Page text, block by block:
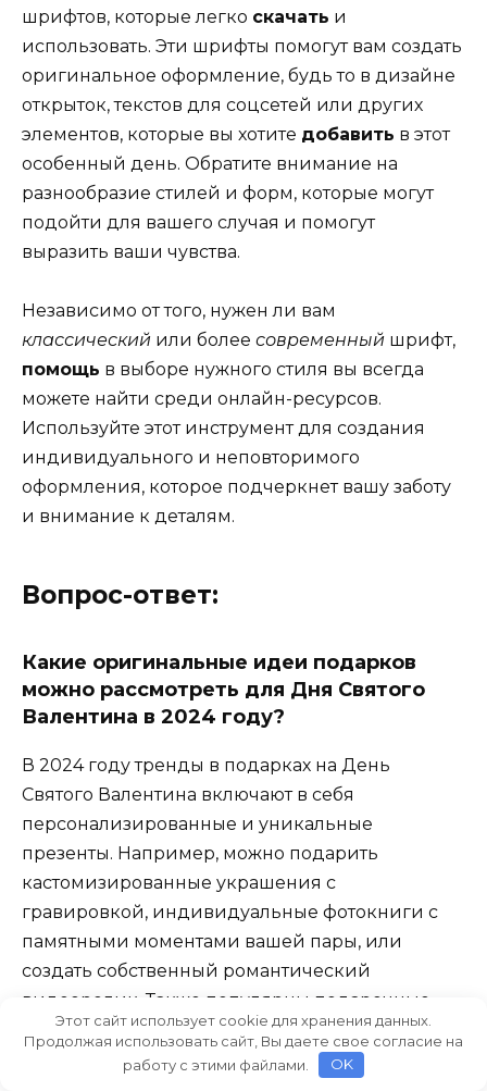
шрифтов, которые легко скачать и
использовать. Эти шрифты помогут вам создать
оригинальное оформление, будь то в дизайне
открыток, текстов для соцсетей или других
элементов, которые вы хотите добавить в этот
особенный день. Обратите внимание на
разнообразие стилей и форм, которые могут
подойти для вашего случая и помогут
выразить ваши чувства.
Независимо от того, нужен ли вам
классический или более современный шрифт,
помощь в выборе нужного стиля вы всегда
можете найти среди онлайн-ресурсов.
Используйте этот инструмент для создания
индивидуального и неповторимого
оформления, которое подчеркнет вашу заботу
и внимание к деталям.
Вопрос-ответ:
Какие оригинальные идеи подарков
можно рассмотреть для Дня Святого
Валентина в 2024 году?
В 2024 году тренды в подарках на День
Святого Валентина включают в себя
персонализированные и уникальные
презенты. Например, можно подарить
кастомизированные украшения с
гравировкой, индивидуальные фотокниги с
памятными моментами вашей пары, или
создать собственный романтический
видеоролик. Также популярны подарочные
наборы для совместного
времяпрепровождения, такие как наборы для
Этот сайт использует cookie для хранения данных.
Продолжая использовать сайт, Вы даете свое согласие на
работу с этими файлами.
OK